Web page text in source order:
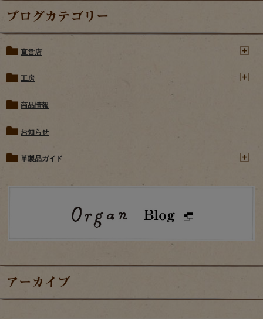
ブログカテゴリー
直営店
工房
商品情報
お知らせ
革製品ガイド
アーカイブ